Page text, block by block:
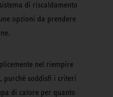
di riscaldamento
opzioni da prendere
nel riempire
purché soddisfi i criteri
di calore per quanto